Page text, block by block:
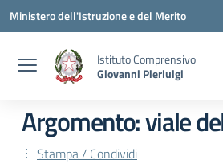
Vai ai contenuti
Vai al menu di navigazione
Vai al footer
Ministero dell'Istruzione e del Merito
Istituto Comprensivo
Giovanni Pierluigi
Argomento: viale
Stampa / Condividi